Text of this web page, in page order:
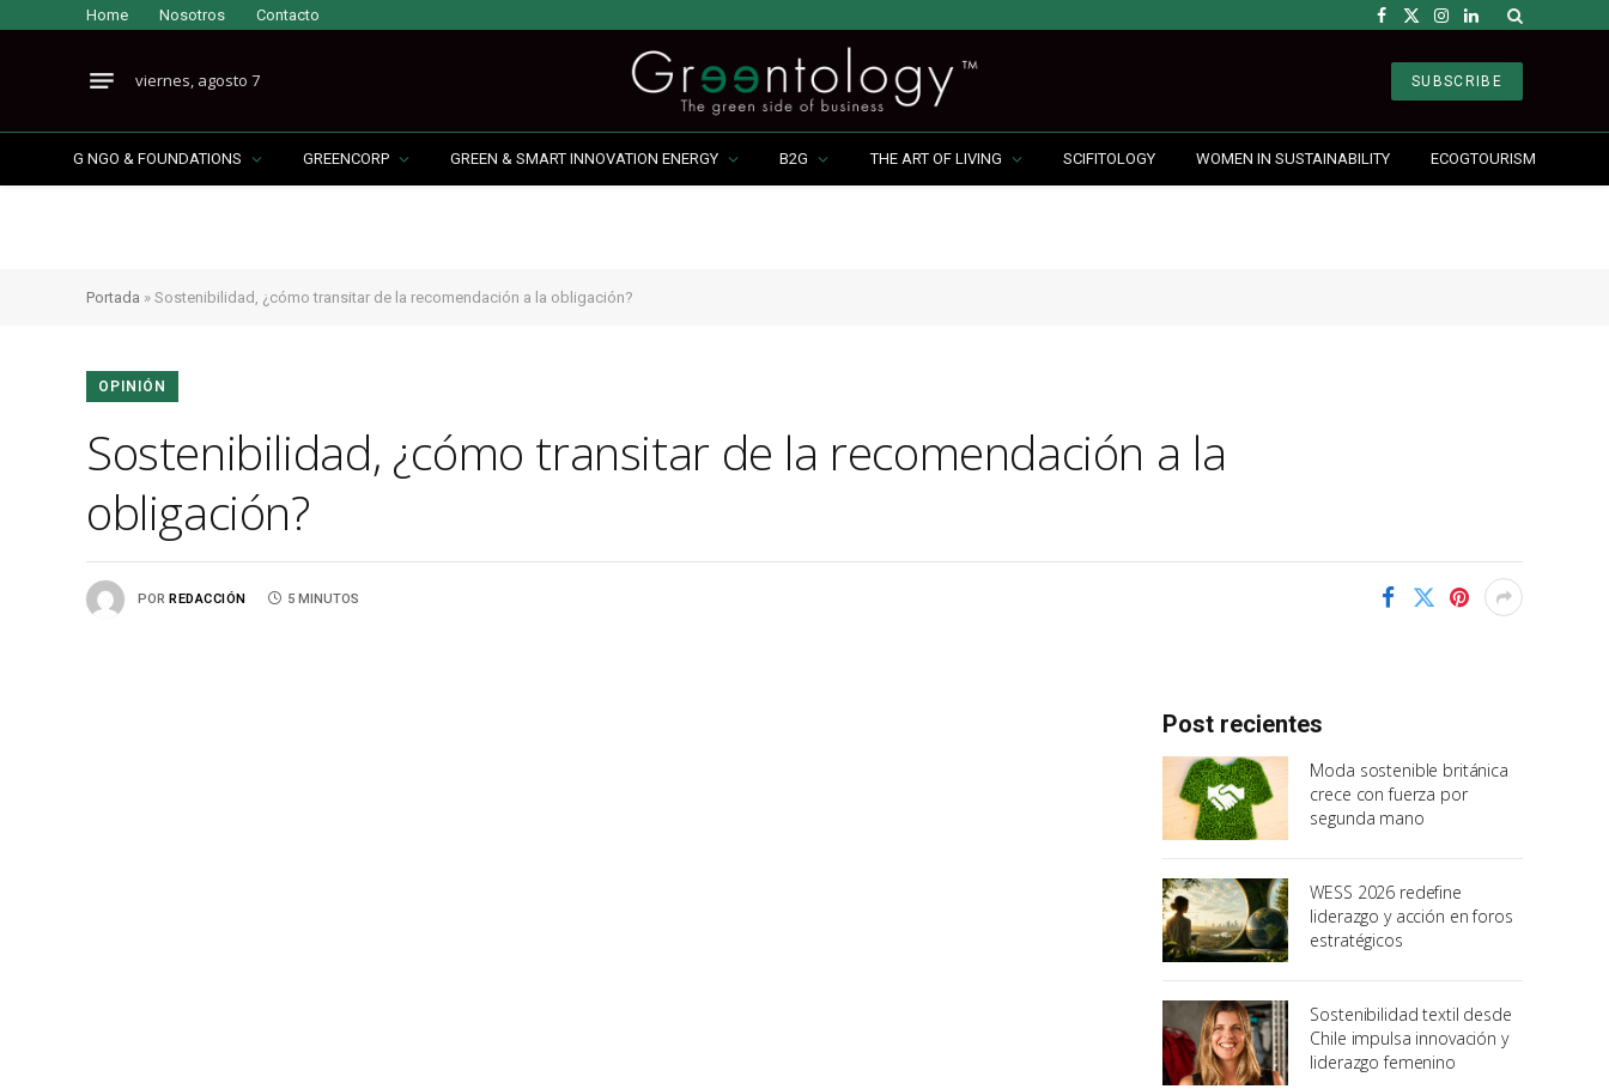
Home Nosotros Contacto Facebook
X
Instagram
LinkedIn
viernes, agosto 7 SUBSCRIBE
G NGO & FOUNDATIONS GREENCORP GREEN & SMART INNOVATION ENERGY B2G THE ART OF LIVING SCIFITOLOGY WOMEN IN SUSTAINABILITY ECOGTOURISM
Portada » Sostenibilidad, ¿cómo transitar de la recomendación a la obligación?
OPINIÓN
Sostenibilidad, ¿cómo transitar de la recomendación a la
obligación?
POR REDACCIÓN 5 MINUTOS
Post recientes
Moda sostenible británica
crece con fuerza por
segunda mano
WESS 2026 redefine
liderazgo y acción en foros
estratégicos
Sostenibilidad textil desde
Chile impulsa innovación y
liderazgo femenino